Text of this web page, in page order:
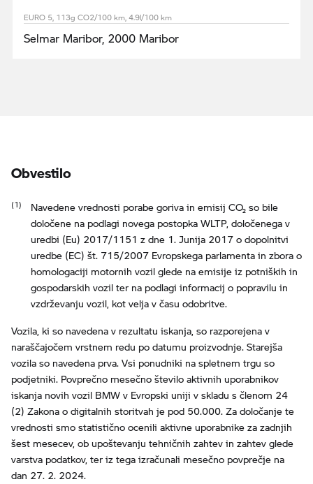
EURO 5, 113g CO2/100 km, 4.9l/100 km
Selmar Maribor, 2000 Maribor
Obvestilo
Navedene vrednosti porabe goriva in emisij CO₂ so bile
določene na podlagi novega postopka WLTP, določenega v
uredbi (Eu) 2017/1151 z dne 1. Junija 2017 o dopolnitvi
uredbe (EC) št. 715/2007 Evropskega parlamenta in zbora o
homologaciji motornih vozil glede na emisije iz potniških in
gospodarskih vozil ter na podlagi informacij o popravilu in
vzdrževanju vozil, kot velja v času odobritve.
Vozila, ki so navedena v rezultatu iskanja, so razporejena v
naraščajočem vrstnem redu po datumu proizvodnje. Starejša
vozila so navedena prva. Vsi ponudniki na spletnem trgu so
podjetniki. Povprečno mesečno število aktivnih uporabnikov
iskanja novih vozil BMW v Evropski uniji v skladu s členom 24
(2) Zakona o digitalnih storitvah je pod 50.000. Za določanje te
vrednosti smo statistično ocenili aktivne uporabnike za zadnjih
šest mesecev, ob upoštevanju tehničnih zahtev in zahtev glede
varstva podatkov, ter iz tega izračunali mesečno povprečje na
dan 27. 2. 2024.